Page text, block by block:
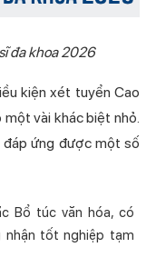
đa khoa 2026
kiện xét tuyển Cao
vài khác biệt nhỏ.
đáp ứng được một số
Bổ túc văn hóa, có
nhận tốt nghiệp tạm